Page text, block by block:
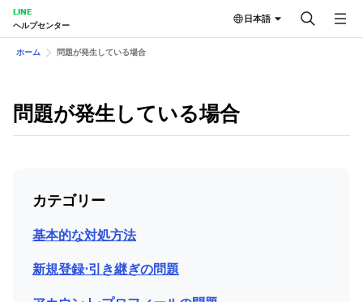
LINE
ヘルプセンター
日本語
ホーム 問題が発生している場合
問題が発生している場合
カテゴリー
基本的な対処方法
新規登録⋅引き継ぎの問題